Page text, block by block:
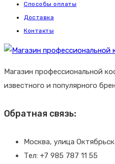
Способы оплаты
Доставка
Контакты
Магазин профессиональной
известного и популярного
Обратная связь:
Москва, улица
Тел: +7 985 787 11 55